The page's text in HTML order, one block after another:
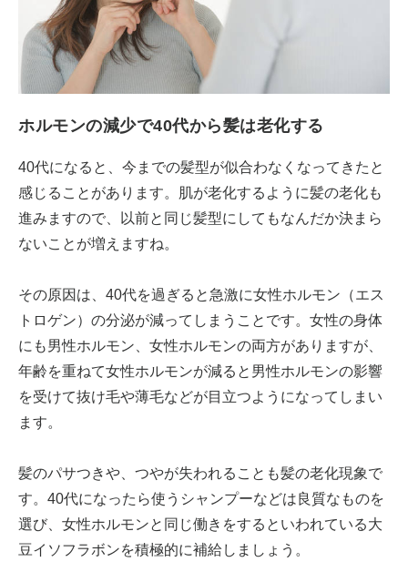
ホルモンの減少で40代から髪は老化する
40代になると、今までの髪型が似合わなくなってきたと
感じることがあります。肌が老化するように髪の老化も
進みますので、以前と同じ髪型にしてもなんだか決まら
ないことが増えますね。
その原因は、40代を過ぎると急激に女性ホルモン（エス
トロゲン）の分泌が減ってしまうことです。女性の身体
にも男性ホルモン、女性ホルモンの両方がありますが、
年齢を重ねて女性ホルモンが減ると男性ホルモンの影響
を受けて抜け毛や薄毛などが目立つようになってしまい
ます。
髪のパサつきや、つやが失われることも髪の老化現象で
す。40代になったら使うシャンプーなどは良質なものを
選び、女性ホルモンと同じ働きをするといわれている大
豆イソフラボンを積極的に補給しましょう。